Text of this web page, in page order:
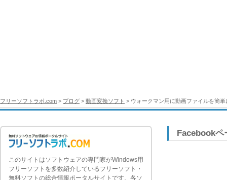
フリーソフトラボ.com > ブログ > 動画変換ソフト > ウォークマン用に動画ファイルを簡
このサイトはソフトウェアの専門家がWindows用
フリーソフトを多数紹介しているフリーソフト・
無料ソフトの総合情報ポータルサイトです。各ソ
Facebookペ